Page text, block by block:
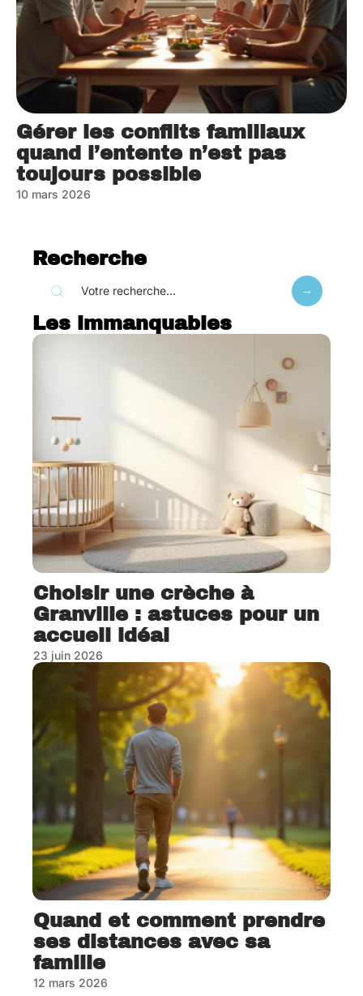
Gérer les conflits familiaux
quand l’entente n’est pas
toujours possible
10 mars 2026
Recherche
Les immanquables
Choisir une crèche à
Granville : astuces pour un
accueil idéal
23 juin 2026
Quand et comment prendre
ses distances avec sa
famille
12 mars 2026